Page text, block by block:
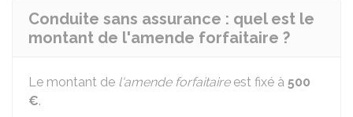
Conduite sans assurance : quel est le
montant de l'amende forfaitaire ?
Le montant de l'amende forfaitaireest fixé à 500
€.